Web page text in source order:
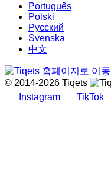
Português
Polski
Русский
Svenska
中文
© 2014-2026 Tiqets
Instagram
TikTok